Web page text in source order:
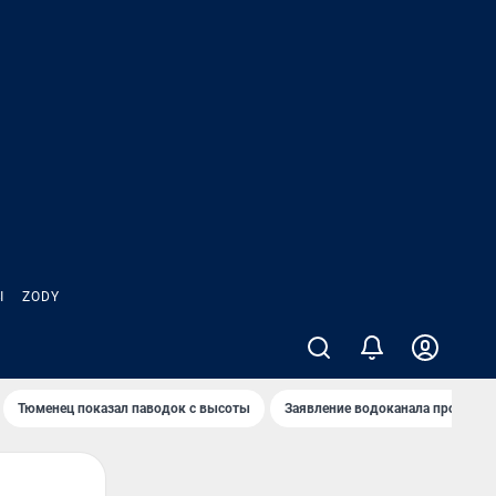
ZODY
Тюменец показал паводок с высоты Заявление водоканала про